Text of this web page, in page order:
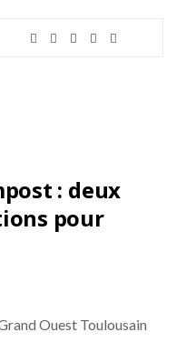
: deux
pour
Ouest Toulousain